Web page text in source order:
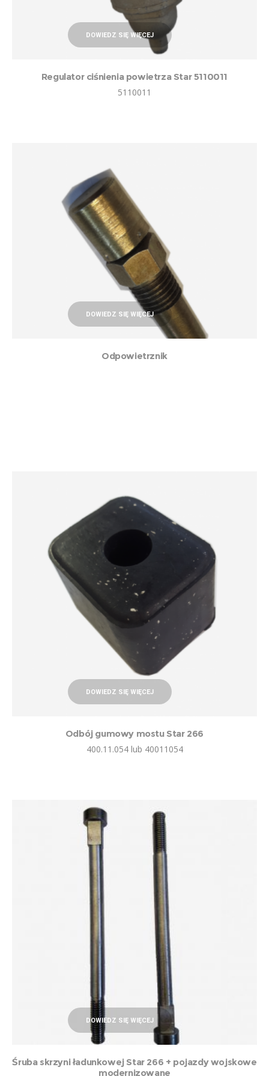
DOWIEDZ SIĘ WIĘCEJ
Regulator ciśnienia powietrza Star 5110011
5110011
DOWIEDZ SIĘ WIĘCEJ
Odpowietrznik
DOWIEDZ SIĘ WIĘCEJ
Odbój gumowy mostu Star 266
400.11.054 lub 40011054
DOWIEDZ SIĘ WIĘCEJ
Śruba skrzyni ładunkowej Star 266 + pojazdy wojskowe
modernizowane